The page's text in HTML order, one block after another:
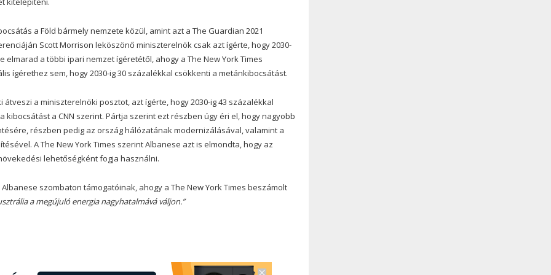
a Föld bármely nemzete közül, amint azt a The Guardian 2021
Scott Morrison leköszönő miniszterelnök csak azt ígérte, hogy 2030-
a többi ipari nemzet ígéretétől, ahogy a The New York Times
ígérethez sem, hogy 2030-ig 30 százalékkal csökkenti a metánkibocsátást.
átveszi a miniszterelnöki posztot, azt ígérte, hogy 2030-ig 43 százalékkal
a CNN szerint. Pártja szerint ezt részben úgy éri el, hogy nagyobb
részben pedig az ország hálózatának modernizálásával, valamint a
A The New York Times szerint Albanese azt is elmondta, hogy az
lehetőségként fogja használni.
szombaton támogatóinak, ahogy a The New York Times beszámolt
a megújuló energia nagyhatalmává váljon.”